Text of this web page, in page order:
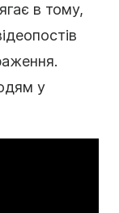
в тому,
у